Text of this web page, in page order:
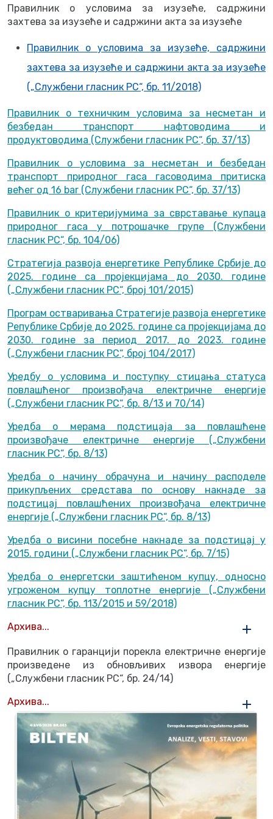
Правилник о условима за изузеће, садржини
захтева за изузеће и садржини акта за изузеће
Правилник о условима за изузеће, садржини
захтева за изузеће и садржини акта за изузеће
(„Службени гласник РС“, бр. 11/2018)
Правилник о техничким условима за несметан и
безбедан транспорт нафтоводима и
продуктоводима (Службени гласник РС“, бр. 37/13)
Правилник о условима за несметан и безбедан
транспорт природног гаса гасоводима притиска
већег од 16 bar (Службени гласник РС“, бр. 37/13)
Правилник о критеријумима за сврставање купаца
природног гаса у потрошачке групе (Службени
гласник РС“, бр. 104/06)
Стратегија развоја енергетике Републике Србије до
2025. године са пројекцијама до 2030. године
(„Службени гласник РС“, број 101/2015)
Програм остваривања Стратегије развоја енергетике
Републике Србије до 2025. године са пројекцијама до
2030. године за период 2017. до 2023. године
(„Службени гласник РС“, број 104/2017)
Уредбу о условима и поступку стицања статуса
повлашћеног произвођача електричне енергије
(„Службени гласник РС“, бр. 8/13 и 70/14)
Уредба о мерама подстицаја за повлашћене
произвођаче електричне енергије („Службени
гласник РС“, бр. 8/13)
Уредба о начину обрачуна и начину расподелe
прикупљених средстава по основу накнаде за
подстицај повлашћених произвођача електричне
енергије („Службени гласник РС“, бр. 8/13)
Уредба о висини посебне накнаде за подстицај у
2015. години („Службени гласник РС“, бр. 7/15)
Уредба о енергетски заштићеном купцу, односно
угроженом купцу топлотне енергије („Службени
гласник РС“, бр. 113/2015 и 59/2018)
Архива...
Правилник о гаранцији порекла електричне енергије
произведене из обновљивих извора енергије
(„Службени гласник РС“, бр. 24/14)
Архива...